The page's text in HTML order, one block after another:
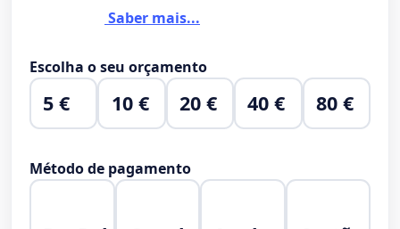
Saber mais...
Escolha o seu orçamento
5 € 10 € 20 € 40 € 80 €
Método de pagamento